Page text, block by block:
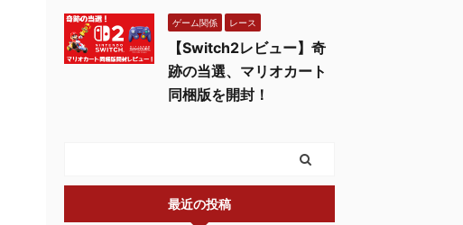
ゲーム関係 レース
【Switch2レビュー】奇
跡の当選、マリオカート
同梱版を開封！
最近の投稿